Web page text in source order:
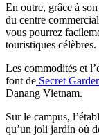
En outre, grâce à
du centre
vous pourrez
touristiques célèbres.
Les commodités et
font de Secret
Danang Vietnam.
Sur le campus,
qu’un joli jardin où